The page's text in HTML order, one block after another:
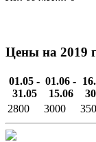
Цены на 2019
01.05 -
31.05
01.06 -
15.06
2800
3000